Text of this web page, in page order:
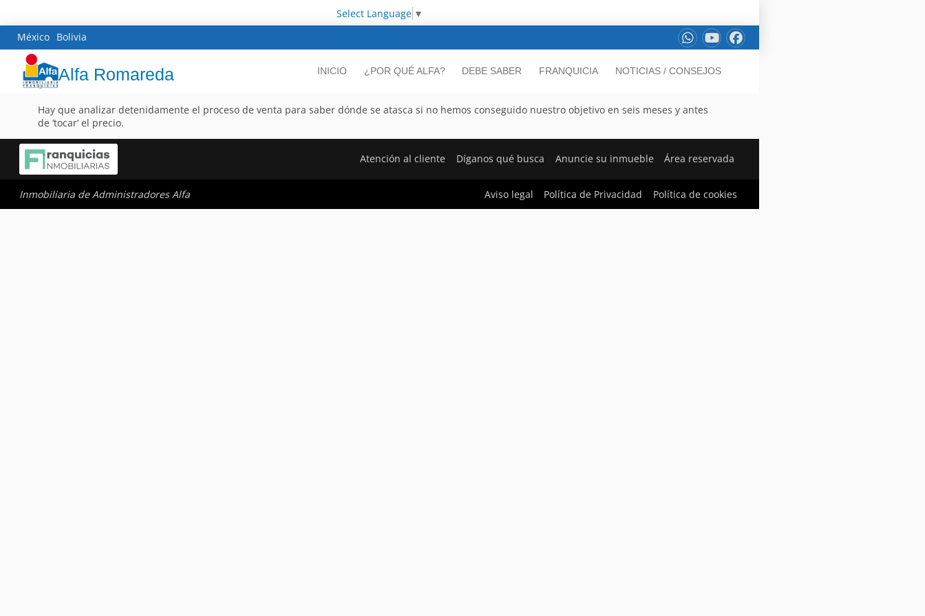
Select Language ▼
México Bolivia
Alfa Romareda INICIO ¿POR QUÉ ALFA? DEBE SABER FRANQUICIA NOTICIAS / CONSEJOS
Hay que analizar detenidamente el proceso de venta para saber dónde se atasca si no hemos conseguido nuestro objetivo en seis meses y antes
de ‘tocar’ el precio.
Atención al cliente Díganos qué busca Anuncie su inmueble Área reservada
Inmobiliaria de Administradores Alfa Aviso legal Política de Privacidad Política de cookies